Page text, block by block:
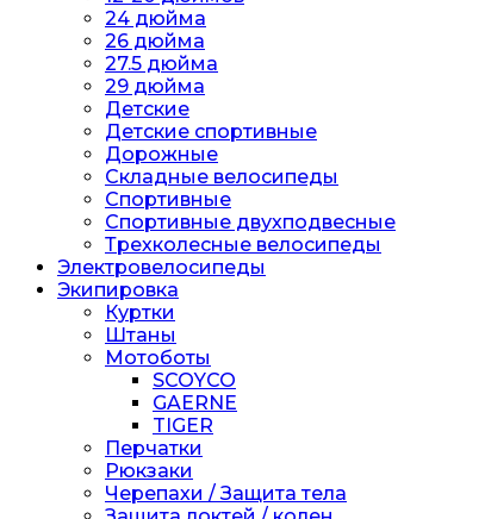
24 дюйма
26 дюйма
27.5 дюйма
29 дюйма
Детские
Детские спортивные
Дорожные
Складные велосипеды
Спортивные
Спортивные двухподвесные
Трехколесные велосипеды
Электровелосипеды
Экипировка
Куртки
Штаны
Мотоботы
SCOYCO
GAERNE
TIGER
Перчатки
Рюкзаки
Черепахи / Защита тела